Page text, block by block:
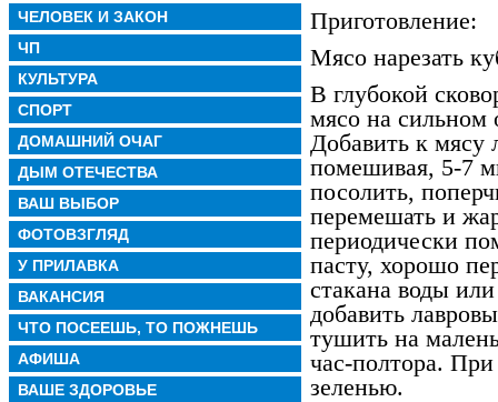
ЧЕЛОВЕК И ЗАКОН
ЧП
КУЛЬТУРА
СПОРТ
ДОМАШНИЙ ОЧАГ
ДЫМ ОТЕЧЕСТВА
ВАШ ВЫБОР
ФОТОВЗГЛЯД
У ПРИЛАВКА
ВАКАНСИЯ
ЧТО ПОСЕЕШЬ, ТО ПОЖНЕШЬ
АФИША
ВАШЕ ЗДОРОВЬЕ
Приготовление:
Мясо нарезать
В глубокой
мясо на сильном
Добавить к мясу
помешивая, 5-7
посолить,
перемешать и
периодически
пасту, хорошо
стакана воды
добавить
тушить на
час-полтора.
зеленью.